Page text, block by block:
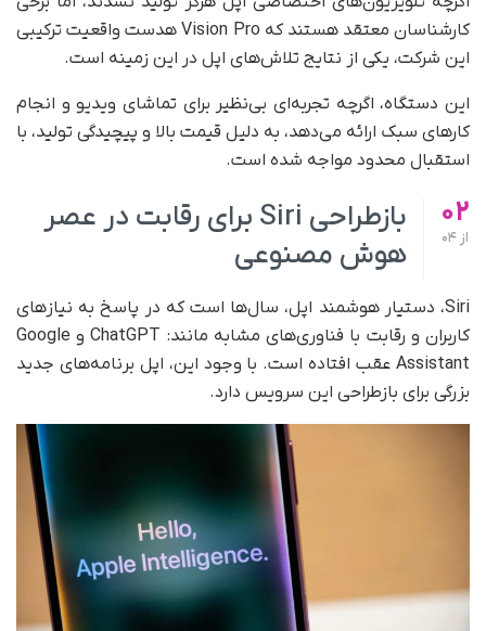
کارشناسان معتقد هستند که Vision Pro هدست واقعیت ترکیبی
این شرکت، یکی از نتایج تلاش‌های اپل در این زمینه است.
این دستگاه، اگرچه تجربه‌ای بی‌نظیر برای تماشای ویدیو و انجام
کارهای سبک ارائه می‌دهد، به دلیل قیمت بالا و پیچیدگی تولید، با
استقبال محدود مواجه شده است.
02
از
بازطراحی Siri برای رقابت در عصر
هوش مصنوعی
Siri، دستیار هوشمند اپل، سال‌ها است که در پاسخ به نیازهای
کاربران و رقابت با فناوری‌های مشابه مانند: ChatGPT و Google
Assistant عقب افتاده است. با وجود این، اپل برنامه‌های جدید
بزرگی برای بازطراحی این سرویس دارد.